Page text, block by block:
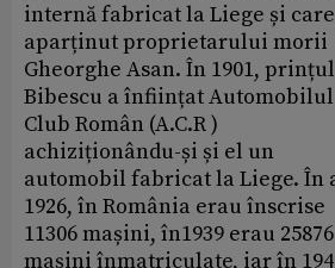
internă fabricat la Liege și
aparținut proprietarului morii
Gheorghe Asan. În 1901, prințul
Bibescu a înființat Automobilul
Club Român (A.C.R )
achiziționându-și și el un
automobil fabricat la Liege. În
1926, în România erau înscrise
11306 mașini, în1939 erau
mașini înmatriculate, iar în